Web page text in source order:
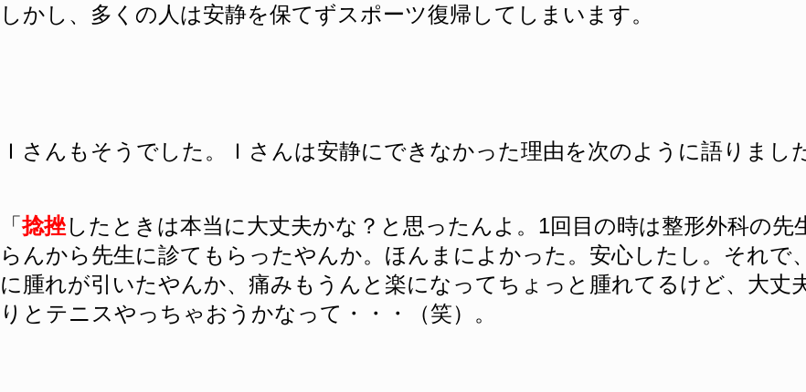
しかし、多くの人は安静を保てずスポーツ復帰してしまいます。
Ｉさんもそうでした。Ｉさんは安静にできなかった理由を次のように語りまし
「捻挫したときは本当に大丈夫かな？と思ったんよ。1回目の時は整形外科の
らんから先生に診てもらったやんか。ほんまによかった。安心したし。それ
に腫れが引いたやんか、痛みもうんと楽になってちょっと腫れてるけど、大丈
りとテニスやっちゃおうかなって・・・（笑）。